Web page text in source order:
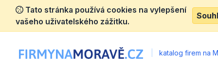
Tato stránka používá cookies na vylepšení
vašeho uživatelského zážitku.
katalog firem na